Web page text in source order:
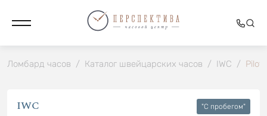
Ломбард часов / Каталог швейцарских часов / IWC /
IWC "C пробегом"